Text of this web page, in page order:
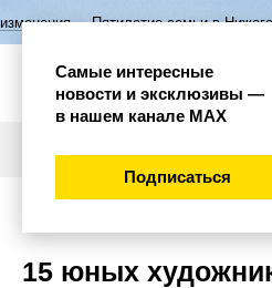
семьи в Нижегородской
15 юных
Самые интересные
новости и эксклюзивы —
в нашем канале МАХ
Подписаться